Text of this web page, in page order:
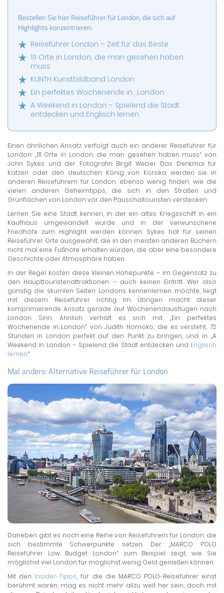
Bestellen Sie hier Reiseführer für London, die sich auf
Highlights konzentrieren:
Reiseführer London – Zeit für das Beste
111 Orte in London, die man gesehen haben
muss
KUNTH Kunstbildband London
Ein perfektes Wochenende in…London
A Weekend in London – Spielend die Stadt
entdecken und Englisch lernen
Einen ähnlichen Ansatz verfolgt auch ein anderer Reiseführer für
London: „111 Orte in London, die man gesehen haben muss“ von
John Sykes und der Fotografin Birgit Weber. Das Denkmal für
Katzen oder den deutschen König von Korsika werden sie in
anderen Reiseführern für London ebenso wenig finden, wie die
vielen anderen Geheimtipps, die sich in den Straßen und
Grünflächen von London vor den Pauschaltouristen verstecken.
Lernen Sie eine Stadt kennen, in der ein altes Kriegsschiff in ein
Kaufhaus umgewandelt wurde und in der verwunschene
Friedhöfe zum Highlight werden können. Sykes hat für seinen
Reiseführer Orte ausgewählt, die in den meisten anderen Büchern
nicht mal eine Fußnote erhalten würden, die aber eine besondere
Geschichte oder Atmosphäre haben.
In der Regel kosten diese kleinen Höhepunkte – im Gegensatz zu
den Haupttouristenattraktionen – auch keinen Eintritt. Wer also
günstig die skurrilen Seiten Londons kennenlernen möchte, liegt
mit diesem Reiseführer richtig. Im Übrigen macht dieser
komprimierende Ansatz gerade auf Wochenendausflügen nach
London Sinn. Ähnlich verhält es sich mit „Ein perfektes
Wochenende in…London“ von Judith Homoko, die es versteht, 72
Stunden in London perfekt auf den Punkt zu bringen, und in „A
Weekend in London – Spielend die Stadt entdecken und Englisch
lernen“.
Mal anders: Alternative Reiseführer für London
Daneben gibt es noch eine Reihe von Reiseführern für London, die
sich bestimmte Schwerpunkte setzen. Der „MARCO POLO
Reiseführer Low Budget London“ zum Beispiel zeigt, wie Sie
möglichst viel London für möglichst wenig Geld genießen können.
Mit den Insider-Tipps, für die die MARCO POLO-Reiseführer einst
berühmt waren, mag es nicht mehr allzu weit her sein, doch mit